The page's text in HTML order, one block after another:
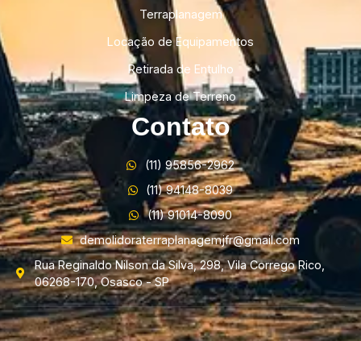
Terraplanagem
Locação de Equipamentos
Retirada de Entulho
Limpeza de Terreno
Contato
(11) 95856-2962
(11) 94148-8039
(11) 91014-8090
demolidoraterraplanagemjfr@gmail.com
Rua Reginaldo Nilson da Silva, 298, Vila Corrego Rico,
06268-170, Osasco - SP